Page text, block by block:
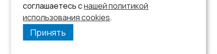
«Справочник по SQL», раздел
Транзакции.
соглашаетесь снашей политикой
использования cookies.
Принять